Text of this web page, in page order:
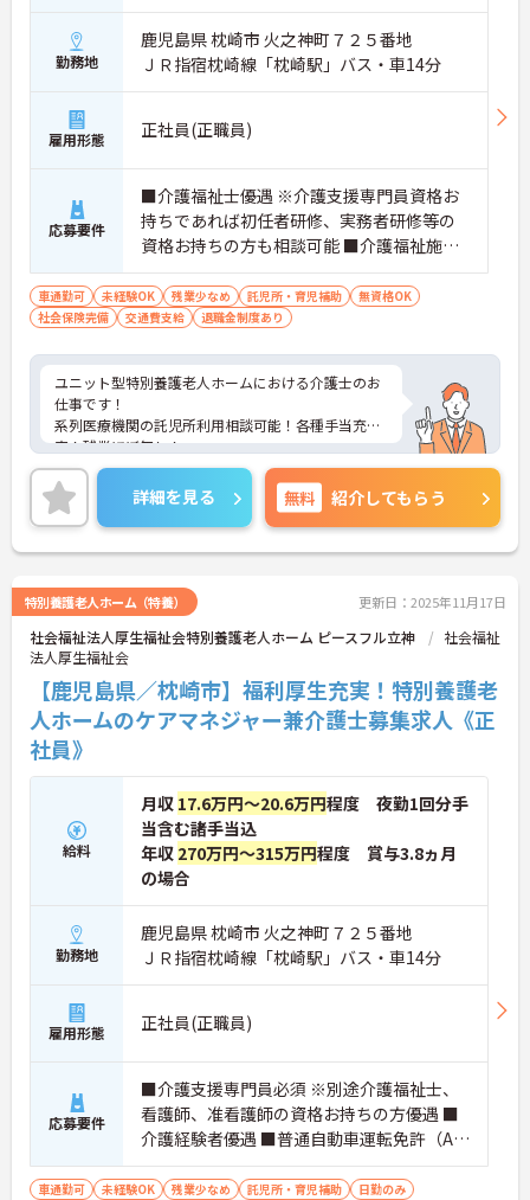
勤務地
鹿児島県 枕崎市 火之神町７２５番地
ＪＲ指宿枕崎線「枕崎駅」バス・車14分
雇用形態 正社員(正職員)
応募要件
■介護福祉士優遇 ※介護支援専門員資格お
持ちであれば初任者研修、実務者研修等の
資格お持ちの方も相談可能 ■介護福祉施設
での経験者優遇
車通勤可 未経験OK 残業少なめ 託児所・育児補助
無資格OK
社会保険完備
交通費支給 退職金制度あり
ユニット型特別養護老人ホームにおける介護士のお
仕事です！
系列医療機関の託児所利用相談可能！各種手当充
実！残業ほぼ無し！
安定して長期就業できる環境が整っています。
ご興味ある方には、面接のポイントなど、さらに詳
細をお話致しますのでお気軽にご相談ください。
詳細を見る 無料 紹介してもらう
特別養護老人ホーム（特養） 更新日：2025年11月17日
社会福祉法人厚生福祉会特別養護老人ホーム ピースフル立神
社会福祉
法人厚生福祉会
【鹿児島県／枕崎市】福利厚生充実！特別養護老
人ホームのケアマネジャー兼介護士募集求人《正
社員》
給料
月収 17.6万円～20.6万円程度 夜勤1回分手
当含む諸手当込
年収 270万円～315万円程度 賞与3.8ヵ月
の場合
勤務地
鹿児島県 枕崎市 火之神町７２５番地
ＪＲ指宿枕崎線「枕崎駅」バス・車14分
雇用形態 正社員(正職員)
応募要件
■介護支援専門員必須 ※別途介護福祉士、
看護師、准看護師の資格お持ちの方優遇 ■
介護経験者優遇 ■普通自動車運転免許（AT
限定可）
車通勤可 未経験OK 残業少なめ 託児所・育児補助
日勤のみ